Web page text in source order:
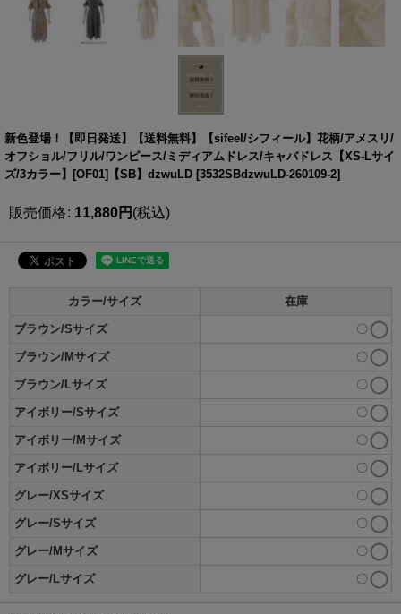
新色登場！【即日発送】【送料無料】【sifeel/シフィール】花柄/アメスリ/
オフショル/フリル/ワンピース/ミディアムドレス/キャバドレス【XS-Lサイ
ズ/3カラー】[OF01]【SB】dzwuLD [3532SBdzwuLD-260109-2]
販売価格: 11,880円 (税込)
カラー/サイズ 在庫
ブラウン/Sサイズ 〇
ブラウン/Mサイズ 〇
ブラウン/Lサイズ 〇
アイボリー/Sサイズ 〇
アイボリー/Mサイズ 〇
アイボリー/Lサイズ 〇
グレー/XSサイズ 〇
グレー/Sサイズ 〇
グレー/Mサイズ 〇
グレー/Lサイズ 〇